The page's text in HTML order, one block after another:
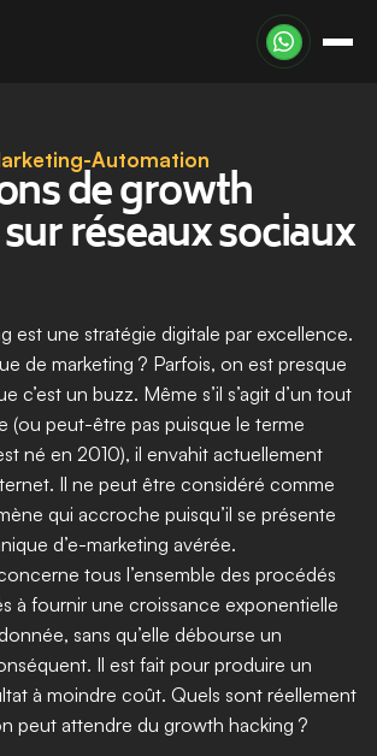
Automation
de growth
réseaux sociaux
est une stratégie digitale par excellence.
de marketing ? Parfois, on est presque
c’est un buzz. Même s’il s’agit d’un tout
(ou peut-être pas puisque le terme
né en 2010), il envahit actuellement
Il ne peut être considéré comme
qui accroche puisqu’il se présente
d’e-marketing avérée.
tous l’ensemble des procédés
à fournir une croissance exponentielle
sans qu’elle débourse un
Il est fait pour produire un
à moindre coût. Quels sont réellement
peut attendre du growth hacking ?